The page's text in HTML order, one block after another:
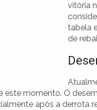
vitória
tabela
de
este momento. O
após a derrota